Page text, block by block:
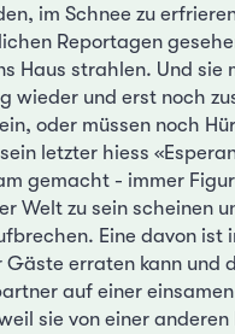
im Schnee zu
Reportagen
strahlen. Und sie
wieder und erst noch
oder müssen noch
letzter hiess
gemacht - immer
Welt zu sein scheinen
Eine davon ist
erraten kann
auf einer
sie von einer